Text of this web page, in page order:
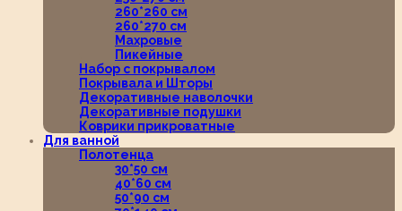
260*260 см
260*270 см
Махровые
Пикейные
Набор с покрывалом
Покрывала и Шторы
Декоративные наволочки
Декоративные подушки
Коврики прикроватные
Для ванной
Полотенца
30*50 см
40*60 см
50*90 см